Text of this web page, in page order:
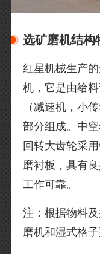
选矿磨机结构
红星机械生产
机，它是由给
（减速机，小
部分组成。中
回转大齿轮采
磨衬板，具有
工作可靠。
注：根据物料
磨机和湿式格子